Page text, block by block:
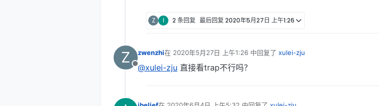
Z I 2 条回复 最后回复 2020年5月27日 上午1:26
Z
离线
zwenzhi在 2020年5月27日 上午1:26 中回复了 xulei-zju
最后由 编辑
@xulei-zju 直接看trap不行吗？